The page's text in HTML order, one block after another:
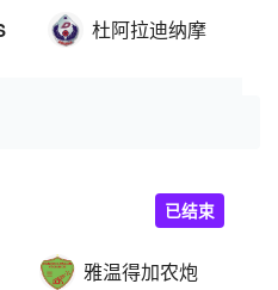
杜阿拉迪纳摩
雅温得加农炮
已结束